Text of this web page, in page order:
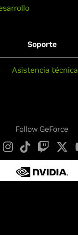
Soporte
Asistencia técnica
Follow GeForce